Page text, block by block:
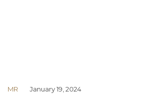
MR January 19, 2024